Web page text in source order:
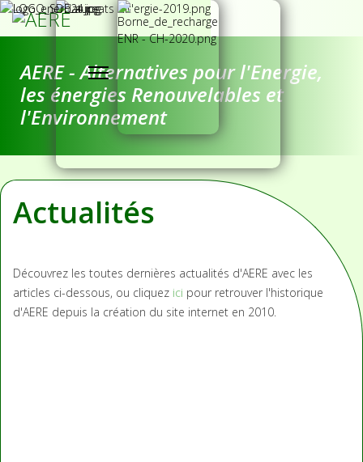
AERE - Alternatives pour l'Energie,
les énergies Renouvelables et
l'Environnement
Actualités
Découvrez les toutes dernières actualités d'AERE avec les
articles ci-dessous, ou cliquez ici pour retrouver l'historique
d'AERE depuis la création du site internet en 2010.